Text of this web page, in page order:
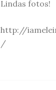
Lindas fotos!
http://
/